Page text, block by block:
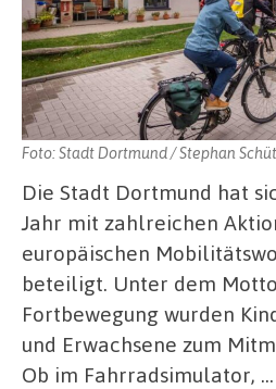
Foto: Stadt Dortmund / Stephan
Die Stadt Dortmund hat
Jahr mit zahlreichen
europäischen
beteiligt. Unter dem
Fortbewegung wurden
und Erwachsene zum
Ob im Fahrradsimulator, …